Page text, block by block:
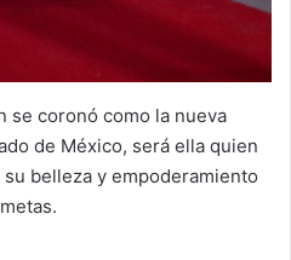
se coronó como la nueva
de México, será ella quien
belleza y empoderamiento